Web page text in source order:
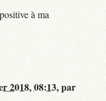
à ma
2018, 08:13,par